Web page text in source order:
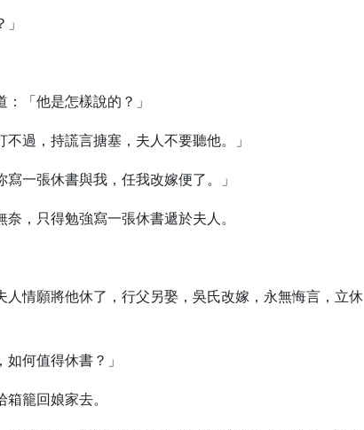
「他是怎樣說的？」
過，持謊言搪塞，夫人不要聽他。」
一張休書與我，任我改嫁便了。」
，只得勉強寫一張休書遞於夫人。
情願將他休了，行父另娶，吳氏改嫁，永無悔言，立休
何值得休書？」
籠回娘家去。